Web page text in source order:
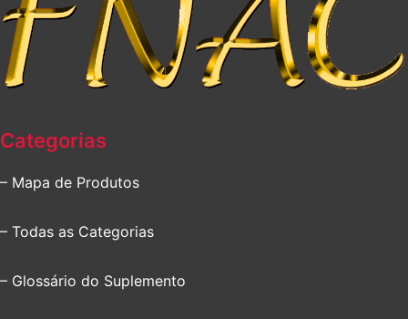
Categorias
– Mapa de Produtos
– Todas as Categorias
– Glossário do Suplemento